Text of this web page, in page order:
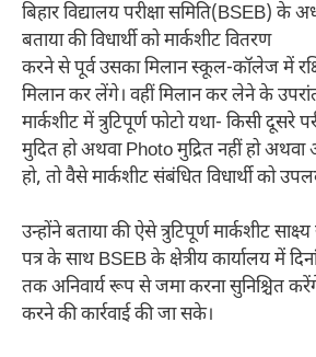
बिहार विद्यालय परीक्षा समिति(BSEB) के
बताया की विधार्थी को मार्कशीट वितरण
करने से पूर्व उसका मिलान स्कूल-कॉलेज में
मिलान कर लेंगे। वहीं मिलान कर लेने के उपरांत
मार्कशीट में त्रुटिपूर्ण फोटो यथा- किसी दूसरे
मुदित हो अथवा Photo मुद्रित नहीं हो अथवा
हो, तो वैसे मार्कशीट संबंधित विधार्थी को
उन्होंने बताया की ऐसे त्रुटिपूर्ण मार्कशीट
पत्र के साथ BSEB के क्षेत्रीय कार्यालय में
तक अनिवार्य रूप से जमा करना सुनिश्चित
करने की कार्रवाई की जा सके।